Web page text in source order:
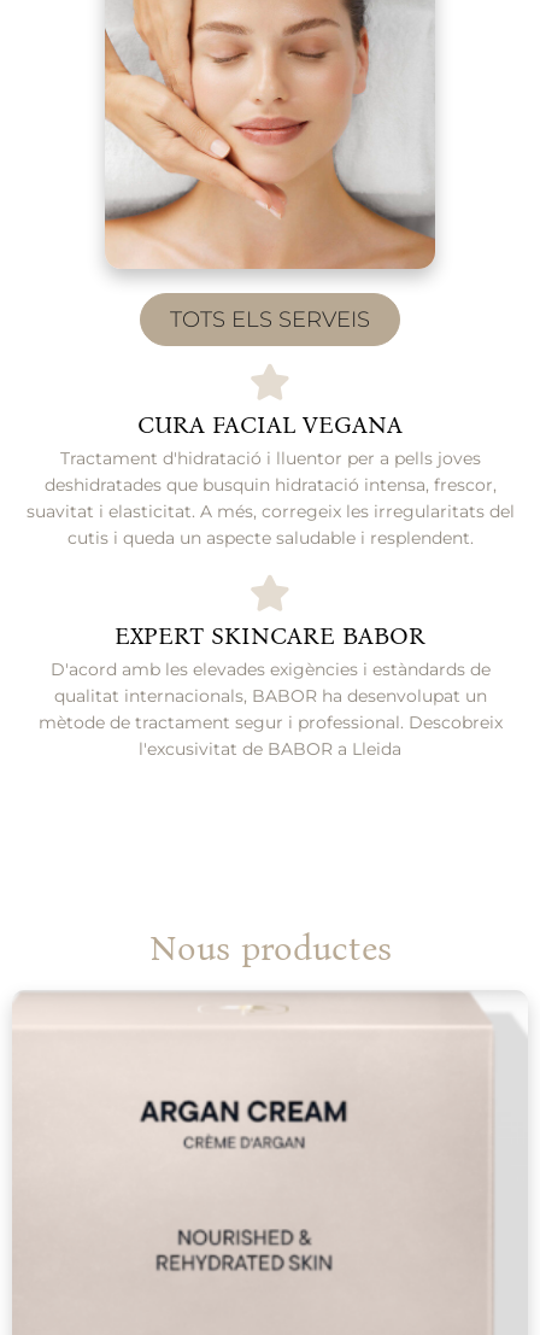
TOTS ELS SERVEIS
CURA FACIAL VEGANA
Tractament d'hidratació i lluentor per a pells joves
deshidratades que busquin hidratació intensa, frescor,
suavitat i elasticitat. A més, corregeix les irregularitats del
cutis i queda un aspecte saludable i resplendent.
EXPERT SKINCARE BABOR
D'acord amb les elevades exigències i estàndards de
qualitat internacionals, BABOR ha desenvolupat un
mètode de tractament segur i professional. Descobreix
l'excusivitat de BABOR a Lleida
Nous productes